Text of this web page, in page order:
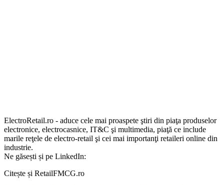
ElectroRetail.ro - aduce cele mai proaspete ştiri din piaţa produselor
electronice, electrocasnice, IT&C şi multimedia, piaţă ce include
marile reţele de electro-retail şi cei mai importanţi retaileri online din
industrie.
Ne găsești și pe LinkedIn:
Citește și RetailFMCG.ro